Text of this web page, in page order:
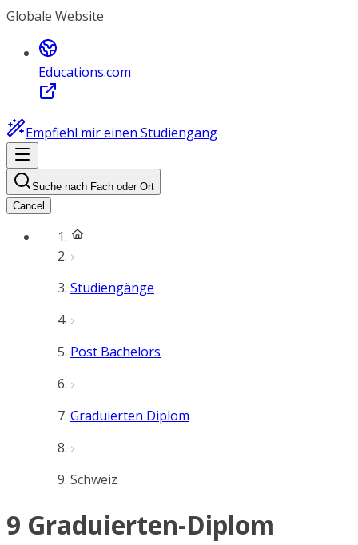
Globale Website
Educations.com
Empfiehl mir einen Studiengang
Suche nach Fach oder Ort
Cancel
Studiengänge
Post Bachelors
Graduierten Diplom
Schweiz
9 Graduierten-Diplom